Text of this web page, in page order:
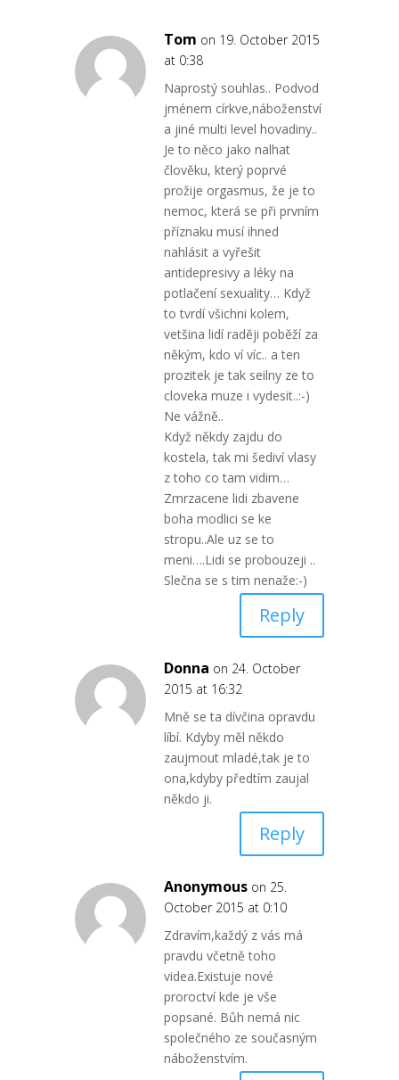
Tom on 19. October 2015
at 0:38
Naprostý souhlas.. Podvod
jménem církve,náboženství
a jiné multi level hovadiny..
Je to něco jako nalhat
člověku, který poprvé
prožije orgasmus, že je to
nemoc, která se při prvním
příznaku musí ihned
nahlásit a vyřešit
antidepresivy a léky na
potlačení sexuality… Když
to tvrdí všichni kolem,
vetšina lidí raději poběží za
někým, kdo ví víc.. a ten
prozitek je tak seilny ze to
cloveka muze i vydesit..:-)
Ne vážně..
Když někdy zajdu do
kostela, tak mi šediví vlasy
z toho co tam vidim…
Zmrzacene lidi zbavene
boha modlici se ke
stropu..Ale uz se to
meni….Lidi se probouzeji ..
Slečna se s tim nenaže:-)
Reply
Donna on 24. October
2015 at 16:32
Mně se ta dívčina opravdu
líbí. Kdyby měl někdo
zaujmout mladé,tak je to
ona,kdyby předtím zaujal
někdo ji.
Reply
Anonymous on 25.
October 2015 at 0:10
Zdravím,každý z vás má
pravdu včetně toho
videa.Existuje nové
proroctví kde je vše
popsané. Bůh nemá nic
společného ze současným
náboženstvím.